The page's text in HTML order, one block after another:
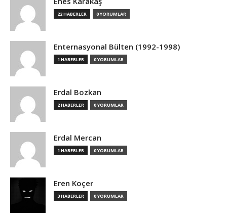
22 HABERLER 0 YORUMLAR
Enternasyonal Bülten (1992-1998)
1 HABERLER 0 YORUMLAR
Erdal Bozkan
2 HABERLER 0 YORUMLAR
Erdal Mercan
1 HABERLER 0 YORUMLAR
Eren Koçer
3 HABERLER 0 YORUMLAR